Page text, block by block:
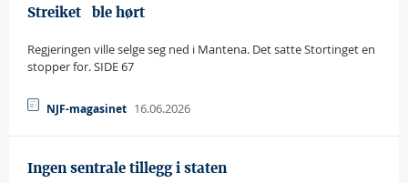
Streiket   ble hørt
Regjeringen ville selge seg ned i Mantena. Det satte Stortinget en
stopper for. SIDE 67
NJF-magasinet 16.06.2026
Ingen sentrale tillegg i staten